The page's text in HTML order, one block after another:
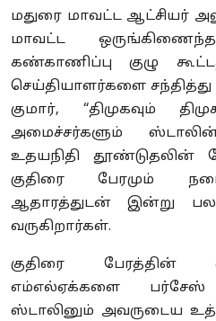
மதுரை மாவட்ட ஆட்சியர்
மாவட்ட
கண்காணிப்பு குழு
செய்தியாளர்களை
குமார், “திமுகவும்
அமைச்சர்களும்
உதயநிதி தூண்டுதலின்
குதிரை பேரமும்
ஆதாரத்துடன் இன்று
வருகிறார்கள்.
குதிரை பேரத்தின்
எம்எல்ஏக்களை
ஸ்டாலினும் அவருடைய